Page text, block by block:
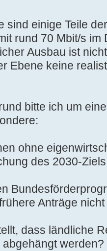
sind einige Teile
rund 70 Mbit/s im
Ausbau ist
Ebene keine
bitte ich um
ohne
des 2030-
Anträge
dass ländliche
werden?